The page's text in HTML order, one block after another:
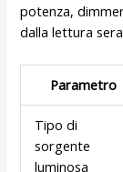
potenza,
dalla lettura
Parametro
Tipo di
sorgente
luminosa